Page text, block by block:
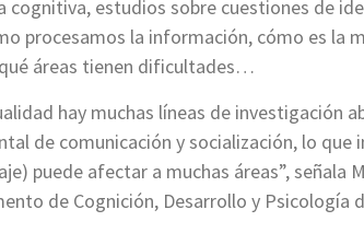
cognitiva, estudios sobre cuestiones de
procesamos la información, cómo es la
áreas tienen dificultades…
hay muchas líneas de investigación
de comunicación y socialización, lo
puede afectar a muchas áreas”, señala
de Cognición, Desarrollo y Psicología